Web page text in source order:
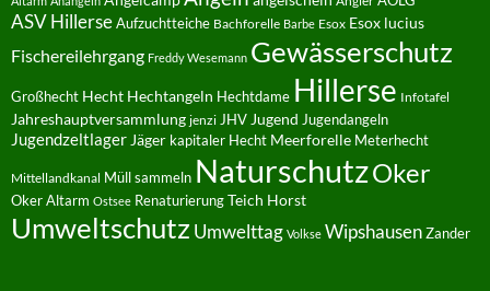
ASV HillerseAufzuchtteiche Bachforelle Barbe Esox Esox lucius
Fischereilehrgang Freddy Wesemann Gewässerschutz
Großhecht Hecht Hechtangeln Hechtdame Hillerse Infotafel
Jahreshauptversammlung jenzi JHVJugend Jugendangeln
JugendzeltlagerJäger kapitaler Hecht Meerforelle Meterhecht
Mittellandkanal Müll sammeln NaturschutzOker
Oker Altarm Ostsee RenaturierungTeich Horst
Umweltschutz Umwelttag Volkse WipshausenZander